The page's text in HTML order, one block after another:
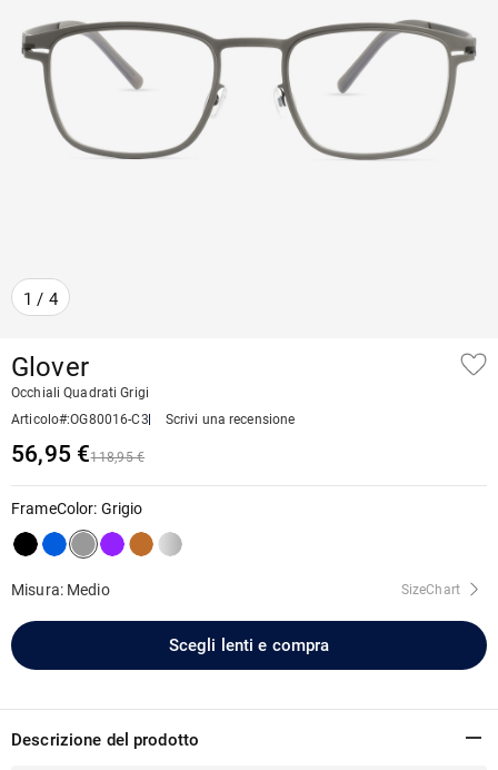
1 / 4
Glover
Occhiali Quadrati Grigi
Articolo#:OG80016-C3 Scrivi una recensione
56,95 €118,95 €
FrameColor: Grigio
Misura: Medio SizeChart
Scegli lenti e compra
Descrizione del prodotto